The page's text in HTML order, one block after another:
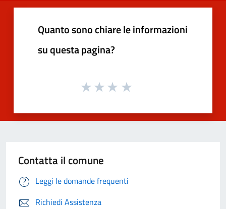
Quanto sono chiare le informazioni
su questa pagina?
Contatta il comune
Leggi le domande frequenti
Richiedi Assistenza